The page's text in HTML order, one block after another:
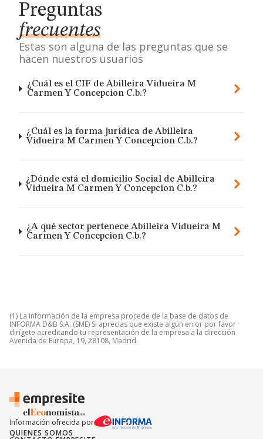
Preguntas
frecuentes
Estas son alguna de las preguntas que se
hacen nuestros usuarios
¿Cuál es el CIF de Abilleira Vidueira M
Carmen Y Concepcion C.b.?
¿Cuál es la forma jurídica de Abilleira
Vidueira M Carmen Y Concepcion C.b.?
¿Dónde está el domicilio Social de Abilleira
Vidueira M Carmen Y Concepcion C.b.?
¿A qué sector pertenece Abilleira Vidueira M
Carmen Y Concepcion C.b.?
(1) La información de la empresa procede de la base de datos de
INFORMA D&B S.A. (SME) Si aprecias que existe algún error por favor
dirígete acreditando tu representación de la empresa a la dirección
Avenida de Europa, 19, 28108, Madrid.
Información ofrecida por
QUIENES SOMOS